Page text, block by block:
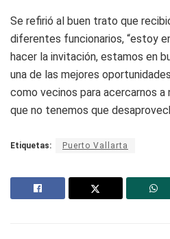
Se refirió al buen trato que
diferentes funcionarios, “estoy
hacer la invitación, estamos en
una de las mejores
como vecinos para acercarnos
que no tenemos que
Etiquetas: Puerto Vallarta